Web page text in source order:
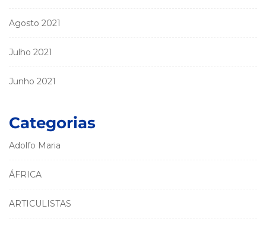
Agosto 2021
Julho 2021
Junho 2021
Categorias
Adolfo Maria
ÁFRICA
ARTICULISTAS